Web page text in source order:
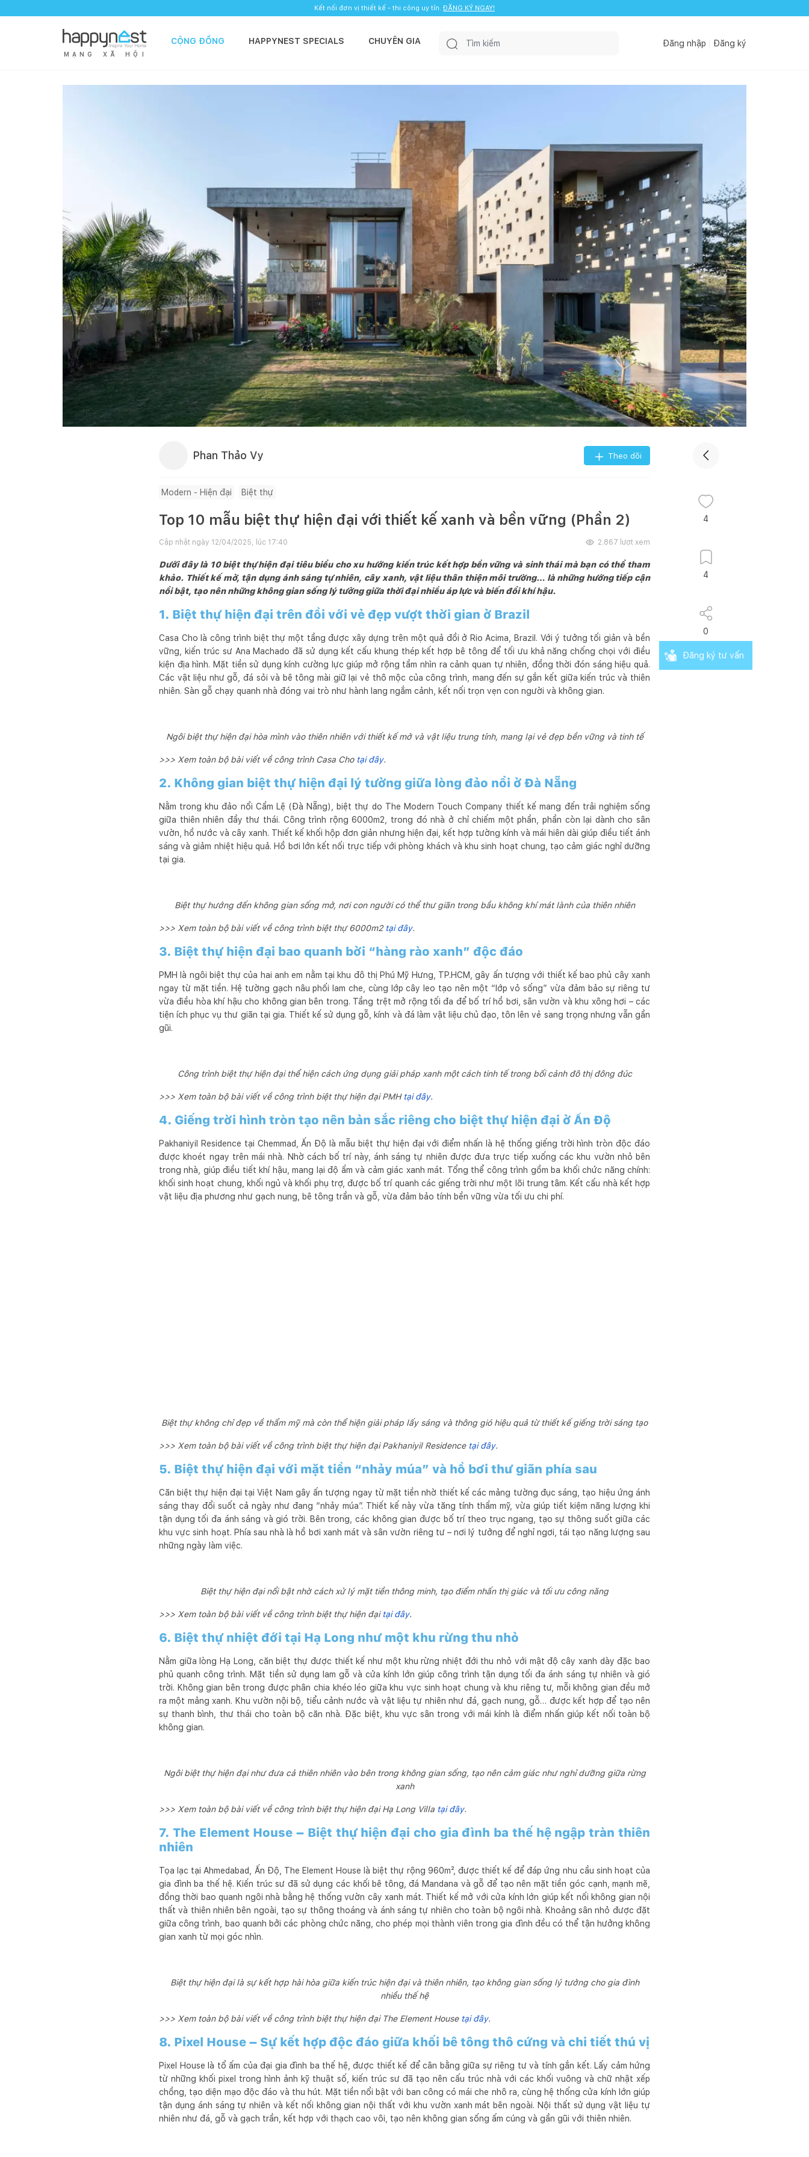
Kết nối đơn vị thiết kế - thi công uy tín. ĐĂNG KÝ NGAY!
M Ạ N G X Ã H Ộ I
CỘNG ĐỒNG HAPPYNEST SPECIALS CHUYÊN GIA Đăng nhập Đăng ký
Phan Thảo Vy Theo dõi
Modern - Hiện đại Biệt thự
Top 10 mẫu biệt thự hiện đại với thiết kế xanh và bền vững (Phần 2)
Cập nhật ngày 12/04/2025, lúc 17:40 2.867 lượt xem
Dưới đây là 10 biệt thự hiện đại tiêu biểu cho xu hướng kiến trúc kết hợp bền vững và sinh thái mà bạn có thể tham
khảo. Thiết kế mở, tận dụng ánh sáng tự nhiên, cây xanh, vật liệu thân thiện môi trường… là những hướng tiếp cận
nổi bật, tạo nên những không gian sống lý tưởng giữa thời đại nhiều áp lực và biến đổi khí hậu.
1. Biệt thự hiện đại trên đồi với vẻ đẹp vượt thời gian ở Brazil
Casa Cho là công trình biệt thự một tầng được xây dựng trên một quả đồi ở Rio Acima, Brazil. Với ý tưởng tối giản và bền
vững, kiến trúc sư Ana Machado đã sử dụng kết cấu khung thép kết hợp bê tông để tối ưu khả năng chống chọi với điều
kiện địa hình. Mặt tiền sử dụng kính cường lực giúp mở rộng tầm nhìn ra cảnh quan tự nhiên, đồng thời đón sáng hiệu quả.
Các vật liệu như gỗ, đá sỏi và bê tông mài giữ lại vẻ thô mộc của công trình, mang đến sự gắn kết giữa kiến trúc và thiên
nhiên. Sàn gỗ chạy quanh nhà đóng vai trò như hành lang ngắm cảnh, kết nối trọn vẹn con người và không gian.
Ngôi biệt thự hiện đại hòa mình vào thiên nhiên với thiết kế mở và vật liệu trung tính, mang lại vẻ đẹp bền vững và tinh tế
>>> Xem toàn bộ bài viết về công trình Casa Cho tại đây.
2. Không gian biệt thự hiện đại lý tưởng giữa lòng đảo nổi ở Đà Nẵng
Nằm trong khu đảo nổi Cẩm Lệ (Đà Nẵng), biệt thự do The Modern Touch Company thiết kế mang đến trải nghiệm sống
giữa thiên nhiên đầy thư thái. Công trình rộng 6000m2, trong đó nhà ở chỉ chiếm một phần, phần còn lại dành cho sân
vườn, hồ nước và cây xanh. Thiết kế khối hộp đơn giản nhưng hiện đại, kết hợp tường kính và mái hiên dài giúp điều tiết ánh
sáng và giảm nhiệt hiệu quả. Hồ bơi lớn kết nối trực tiếp với phòng khách và khu sinh hoạt chung, tạo cảm giác nghỉ dưỡng
tại gia.
Biệt thự hướng đến không gian sống mở, nơi con người có thể thư giãn trong bầu không khí mát lành của thiên nhiên
>>> Xem toàn bộ bài viết về công trình biệt thự 6000m2 tại đây.
3. Biệt thự hiện đại bao quanh bởi “hàng rào xanh” độc đáo
PMH là ngôi biệt thự của hai anh em nằm tại khu đô thị Phú Mỹ Hưng, TP.HCM, gây ấn tượng với thiết kế bao phủ cây xanh
ngay từ mặt tiền. Hệ tường gạch nâu phối lam che, cùng lớp cây leo tạo nên một “lớp vỏ sống” vừa đảm bảo sự riêng tư
vừa điều hòa khí hậu cho không gian bên trong. Tầng trệt mở rộng tối đa để bố trí hồ bơi, sân vườn và khu xông hơi – các
tiện ích phục vụ thư giãn tại gia. Thiết kế sử dụng gỗ, kính và đá làm vật liệu chủ đạo, tôn lên vẻ sang trọng nhưng vẫn gần
gũi.
Công trình biệt thự hiện đại thể hiện cách ứng dụng giải pháp xanh một cách tinh tế trong bối cảnh đô thị đông đúc
>>> Xem toàn bộ bài viết về công trình biệt thự hiện đại PMH tại đây.
4. Giếng trời hình tròn tạo nên bản sắc riêng cho biệt thự hiện đại ở Ấn Độ
Pakhaniyil Residence tại Chemmad, Ấn Độ là mẫu biệt thự hiện đại với điểm nhấn là hệ thống giếng trời hình tròn độc đáo
được khoét ngay trên mái nhà. Nhờ cách bố trí này, ánh sáng tự nhiên được đưa trực tiếp xuống các khu vườn nhỏ bên
trong nhà, giúp điều tiết khí hậu, mang lại độ ẩm và cảm giác xanh mát. Tổng thể công trình gồm ba khối chức năng chính:
khối sinh hoạt chung, khối ngủ và khối phụ trợ, được bố trí quanh các giếng trời như một lõi trung tâm. Kết cấu nhà kết hợp
vật liệu địa phương như gạch nung, bê tông trần và gỗ, vừa đảm bảo tính bền vững vừa tối ưu chi phí.
Biệt thự không chỉ đẹp về thẩm mỹ mà còn thể hiện giải pháp lấy sáng và thông gió hiệu quả từ thiết kế giếng trời sáng tạo
>>> Xem toàn bộ bài viết về công trình biệt thự hiện đại Pakhaniyil Residence tại đây.
5. Biệt thự hiện đại với mặt tiền “nhảy múa” và hồ bơi thư giãn phía sau
Căn biệt thự hiện đại tại Việt Nam gây ấn tượng ngay từ mặt tiền nhờ thiết kế các mảng tường đục sáng, tạo hiệu ứng ánh
sáng thay đổi suốt cả ngày như đang “nhảy múa”. Thiết kế này vừa tăng tính thẩm mỹ, vừa giúp tiết kiệm năng lượng khi
tận dụng tối đa ánh sáng và gió trời. Bên trong, các không gian được bố trí theo trục ngang, tạo sự thông suốt giữa các
khu vực sinh hoạt. Phía sau nhà là hồ bơi xanh mát và sân vườn riêng tư – nơi lý tưởng để nghỉ ngơi, tái tạo năng lượng sau
những ngày làm việc.
Biệt thự hiện đại nổi bật nhờ cách xử lý mặt tiền thông minh, tạo điểm nhấn thị giác và tối ưu công năng
>>> Xem toàn bộ bài viết về công trình biệt thự hiện đại tại đây.
6. Biệt thự nhiệt đới tại Hạ Long như một khu rừng thu nhỏ
Nằm giữa lòng Hạ Long, căn biệt thự được thiết kế như một khu rừng nhiệt đới thu nhỏ với mật độ cây xanh dày đặc bao
phủ quanh công trình. Mặt tiền sử dụng lam gỗ và cửa kính lớn giúp công trình tận dụng tối đa ánh sáng tự nhiên và gió
trời. Không gian bên trong được phân chia khéo léo giữa khu vực sinh hoạt chung và khu riêng tư, mỗi không gian đều mở
ra một mảng xanh. Khu vườn nội bộ, tiểu cảnh nước và vật liệu tự nhiên như đá, gạch nung, gỗ… được kết hợp để tạo nên
sự thanh bình, thư thái cho toàn bộ căn nhà. Đặc biệt, khu vực sân trong với mái kính là điểm nhấn giúp kết nối toàn bộ
không gian.
Ngôi biệt thự hiện đại như đưa cả thiên nhiên vào bên trong không gian sống, tạo nên cảm giác như nghỉ dưỡng giữa rừng
xanh
>>> Xem toàn bộ bài viết về công trình biệt thự hiện đại Hạ Long Villa tại đây.
7. The Element House – Biệt thự hiện đại cho gia đình ba thế hệ ngập tràn thiên
nhiên
Tọa lạc tại Ahmedabad, Ấn Độ, The Element House là biệt thự rộng 960m², được thiết kế để đáp ứng nhu cầu sinh hoạt của
gia đình ba thế hệ. Kiến trúc sư đã sử dụng các khối bê tông, đá Mandana và gỗ để tạo nên mặt tiền góc cạnh, mạnh mẽ,
đồng thời bao quanh ngôi nhà bằng hệ thống vườn cây xanh mát. Thiết kế mở với cửa kính lớn giúp kết nối không gian nội
thất và thiên nhiên bên ngoài, tạo sự thông thoáng và ánh sáng tự nhiên cho toàn bộ ngôi nhà. Khoảng sân nhỏ được đặt
giữa công trình, bao quanh bởi các phòng chức năng, cho phép mọi thành viên trong gia đình đều có thể tận hưởng không
gian xanh từ mọi góc nhìn.
Biệt thự hiện đại là sự kết hợp hài hòa giữa kiến trúc hiện đại và thiên nhiên, tạo không gian sống lý tưởng cho gia đình
nhiều thế hệ
>>> Xem toàn bộ bài viết về công trình biệt thự hiện đại The Element House tại đây.
8. Pixel House – Sự kết hợp độc đáo giữa khối bê tông thô cứng và chi tiết thú vị
Pixel House là tổ ấm của đại gia đình ba thế hệ, được thiết kế để cân bằng giữa sự riêng tư và tính gắn kết. Lấy cảm hứng
từ những khối pixel trong hình ảnh kỹ thuật số, kiến trúc sư đã tạo nên cấu trúc nhà với các khối vuông và chữ nhật xếp
chồng, tạo diện mạo độc đáo và thu hút. Mặt tiền nổi bật với ban công có mái che nhô ra, cùng hệ thống cửa kính lớn giúp
tận dụng ánh sáng tự nhiên và kết nối không gian nội thất với khu vườn xanh mát bên ngoài. Nội thất sử dụng vật liệu tự
nhiên như đá, gỗ và gạch trần, kết hợp với thạch cao vôi, tạo nên không gian sống ấm cúng và gần gũi với thiên nhiên.
4
4
0
Đăng ký tư vấn